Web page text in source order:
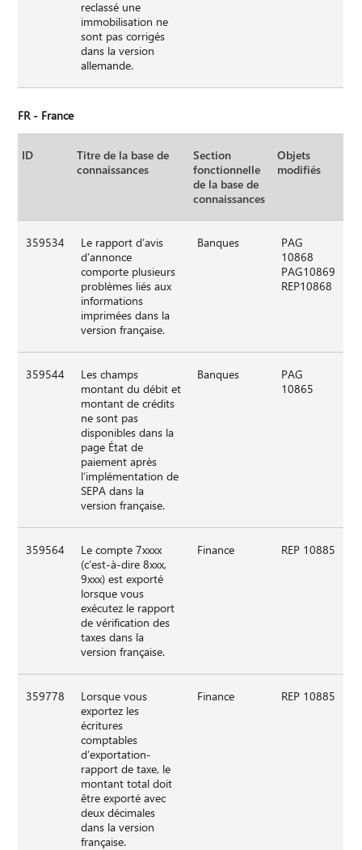
reclassé une
immobilisation ne
sont pas corrigés
dans la version
allemande.
FR - France
ID
Titre de la base de
connaissances
Section
fonctionnelle
de la base de
connaissances
Objets
modifiés
359534
Le rapport d’avis
d’annonce
comporte plusieurs
problèmes liés aux
informations
imprimées dans la
version française.
Banques
PAG
10868
PAG10869
REP10868
359544
Les champs
montant du débit et
montant de crédits
ne sont pas
disponibles dans la
page État de
paiement après
l’implémentation de
SEPA dans la
version française.
Banques
PAG
10865
359564
Le compte 7xxxx
(c’est-à-dire 8xxx,
9xxx) est exporté
lorsque vous
exécutez le rapport
de vérification des
taxes dans la
version française.
Finance REP 10885
359778
Lorsque vous
exportez les
écritures
comptables
d’exportation-
rapport de taxe, le
montant total doit
être exporté avec
deux décimales
dans la version
française.
Finance REP 10885